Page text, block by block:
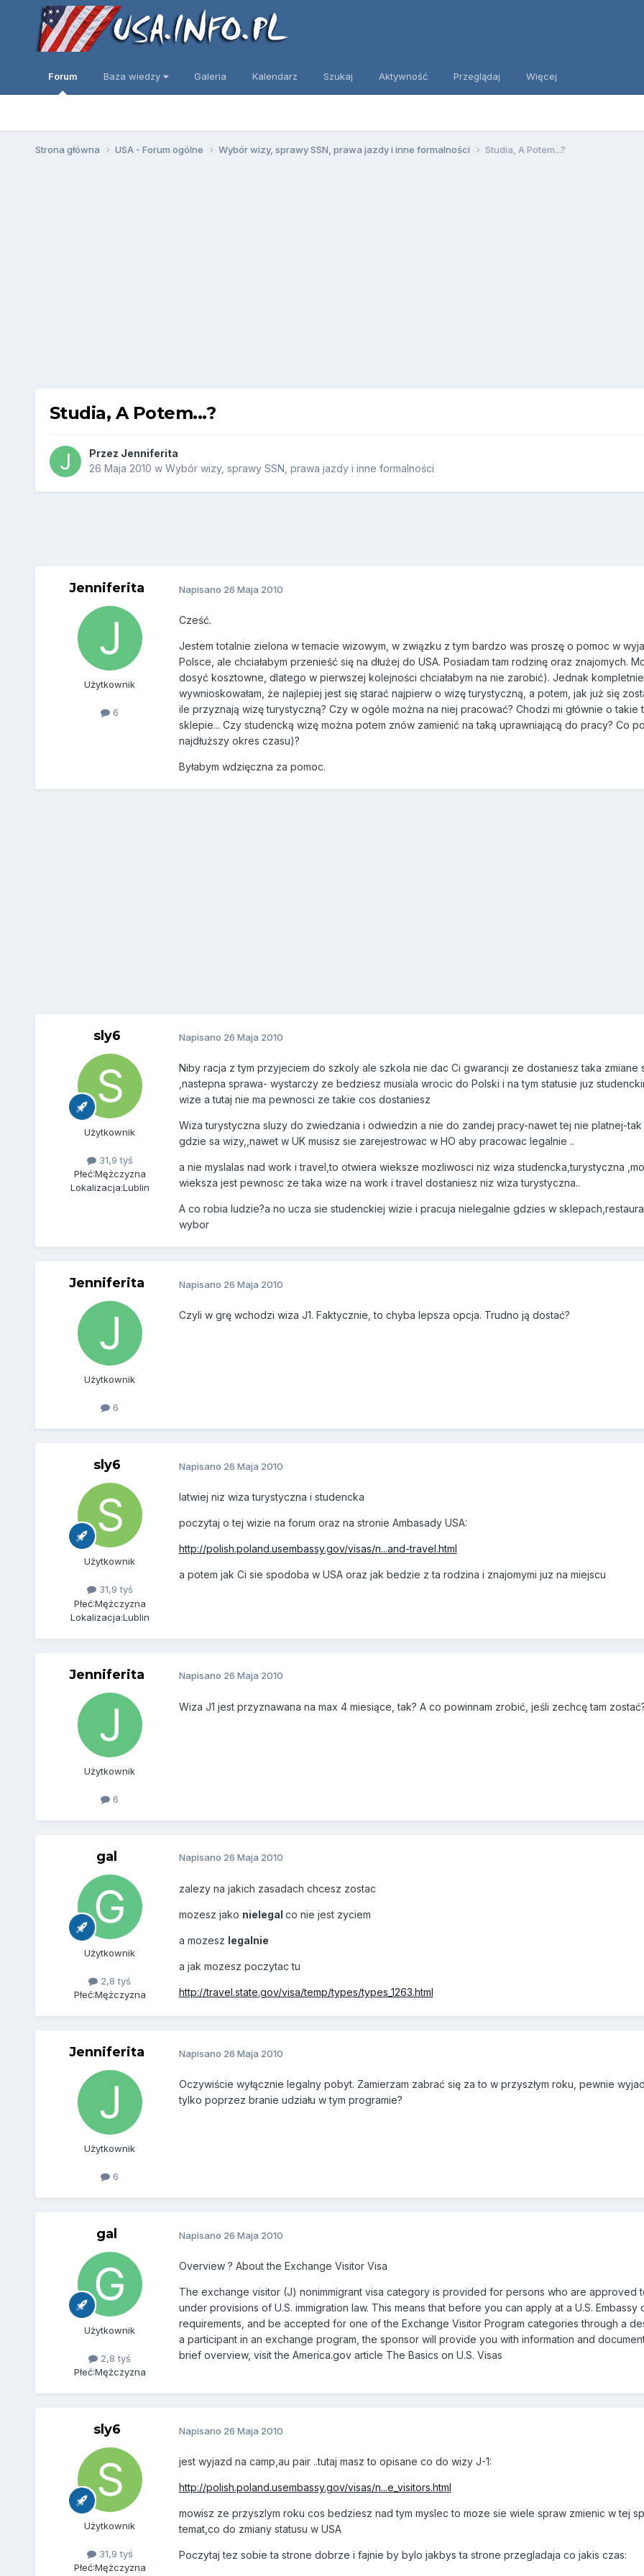
Forum Baza wiedzy Galeria Kalendarz Szukaj Aktywność Przeglądaj Więcej
Strona główna USA - Forum ogólne Wybór wizy, sprawy SSN, prawa jazdy i inne formalności Studia, A Potem...?
Studia, A Potem...?
Przez Jenniferita
26 Maja 2010 w Wybór wizy, sprawy SSN, prawa jazdy i inne formalności
Jenniferita
Użytkownik
6
Napisano 26 Maja 2010
Cześć.
Jestem totalnie zielona w temacie wizowym, w związku z tym bardzo was proszę o pomoc w
Polsce, ale chciałabym przenieść się na dłużej do USA. Posiadam tam rodzinę oraz znajomych.
dosyć kosztowne, dlatego w pierwszej kolejności chciałabym na nie zarobić). Jednak
wywnioskowałam, że najlepiej jest się starać najpierw o wizę turystyczną, a potem, jak już się
ile przyznają wizę turystyczną? Czy w ogóle można na niej pracować? Chodzi mi głównie o
sklepie... Czy studencką wizę można potem znów zamienić na taką uprawniającą do pracy? Co
najdłuższy okres czasu)?
Byłabym wdzięczna za pomoc.
sly6
Użytkownik
31,9 tyś
Płeć:Mężczyzna
Lokalizacja:Lublin
Napisano 26 Maja 2010
Niby racja z tym przyjeciem do szkoly ale szkola nie dac Ci gwarancji ze dostaniesz taka
,nastepna sprawa- wystarczy ze bedziesz musiala wrocic do Polski i na tym statusie juz
wize a tutaj nie ma pewnosci ze takie cos dostaniesz
Wiza turystyczna sluzy do zwiedzania i odwiedzin a nie do zandej pracy-nawet tej nie platnej-
gdzie sa wizy,,nawet w UK musisz sie zarejestrowac w HO aby pracowac legalnie ..
a nie myslalas nad work i travel,to otwiera wieksze mozliwosci niz wiza studencka,turystyczna
wieksza jest pewnosc ze taka wize na work i travel dostaniesz niz wiza turystyczna..
A co robia ludzie?a no ucza sie studenckiej wizie i pracuja nielegalnie gdzies w
wybor
Jenniferita
Użytkownik
6
Napisano 26 Maja 2010
Czyli w grę wchodzi wiza J1. Faktycznie, to chyba lepsza opcja. Trudno ją dostać?
sly6
Użytkownik
31,9 tyś
Płeć:Mężczyzna
Lokalizacja:Lublin
Napisano 26 Maja 2010
latwiej niz wiza turystyczna i studencka
poczytaj o tej wizie na forum oraz na stronie Ambasady USA:
http://polish.poland.usembassy.gov/visas/n...and-travel.html
a potem jak Ci sie spodoba w USA oraz jak bedzie z ta rodzina i znajomymi juz na miejscu
Jenniferita
Użytkownik
6
Napisano 26 Maja 2010
Wiza J1 jest przyznawana na max 4 miesiące, tak? A co powinnam zrobić, jeśli zechcę tam
gal
Użytkownik
2,8 tyś
Płeć:Mężczyzna
Napisano 26 Maja 2010
zalezy na jakich zasadach chcesz zostac
mozesz jako nielegal co nie jest zyciem
a mozesz legalnie
a jak mozesz poczytac tu
http://travel.state.gov/visa/temp/types/types_1263.html
Jenniferita
Użytkownik
6
Napisano 26 Maja 2010
Oczywiście wyłącznie legalny pobyt. Zamierzam zabrać się za to w przyszłym roku, pewnie
tylko poprzez branie udziału w tym programie?
gal
Użytkownik
2,8 tyś
Płeć:Mężczyzna
Napisano 26 Maja 2010
Overview ? About the Exchange Visitor Visa
The exchange visitor (J) nonimmigrant visa category is provided for persons who are approved
under provisions of U.S. immigration law. This means that before you can apply at a U.S.
requirements, and be accepted for one of the Exchange Visitor Program categories through a
a participant in an exchange program, the sponsor will provide you with information and
brief overview, visit the America.gov article The Basics on U.S. Visas
sly6
Użytkownik
31,9 tyś
Płeć:Mężczyzna
Napisano 26 Maja 2010
jest wyjazd na camp,au pair ..tutaj masz to opisane co do wizy J-1:
http://polish.poland.usembassy.gov/visas/n...e_visitors.html
mowisz ze przyszlym roku cos bedziesz nad tym myslec to moze sie wiele spraw zmienic w tej
temat,co do zmiany statusu w USA
Poczytaj tez sobie ta strone dobrze i fajnie by bylo jakbys ta strone przegladaja co jakis czas: